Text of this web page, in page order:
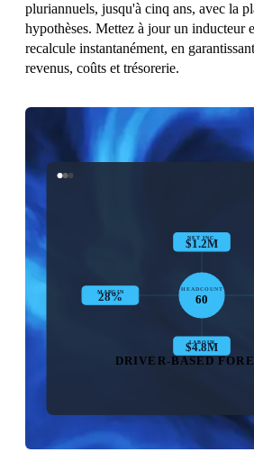
pluriannuels, jusqu'à cinq ans, avec la
hypothèses. Mettez à jour un inducteur
recalcule instantanément, en
revenus, coûts et trésorerie.
HEADCOUNT
50
LABOUR
$0.0M
MARGIN
0%
NET INC.
$0.0M
DRIVER-BASED